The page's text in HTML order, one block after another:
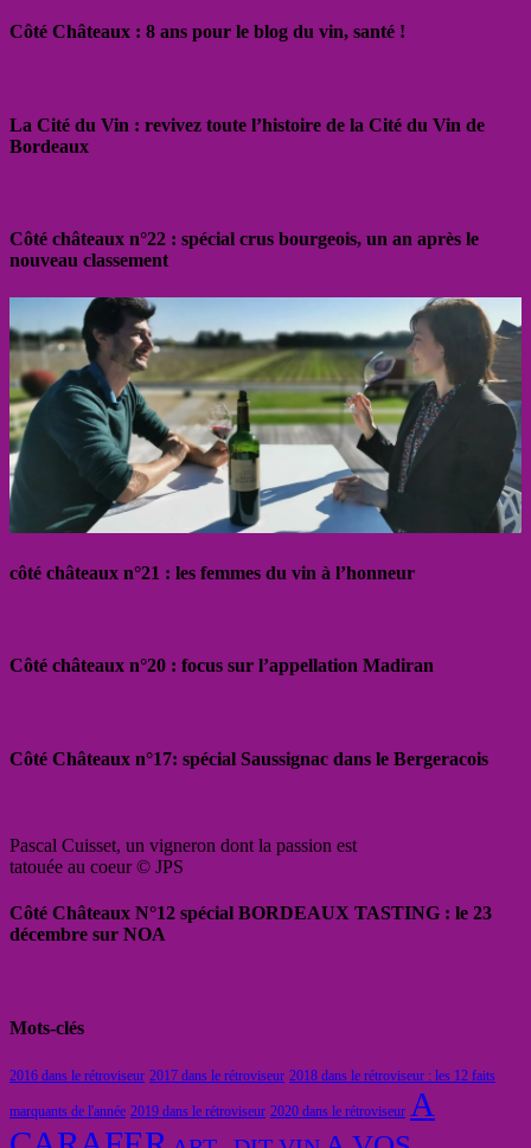
Côté Châteaux : 8 ans pour le blog du vin, santé !
La Cité du Vin : revivez toute l’histoire de la Cité du Vin de
Bordeaux
Côté châteaux n°22 : spécial crus bourgeois, un an après le
nouveau classement
côté châteaux n°21 : les femmes du vin à l’honneur
Côté châteaux n°20 : focus sur l’appellation Madiran
Côté Châteaux n°17: spécial Saussignac dans le Bergeracois
Pascal Cuisset, un vigneron dont la passion est
tatouée au coeur © JPS
Côté Châteaux N°12 spécial BORDEAUX TASTING : le 23
décembre sur NOA
Mots-clés
2016 dans le rétroviseur 2017 dans le rétroviseur 2018 dans le rétroviseur : les 12 faits
marquants de l'année 2019 dans le rétroviseur 2020 dans le rétroviseur A